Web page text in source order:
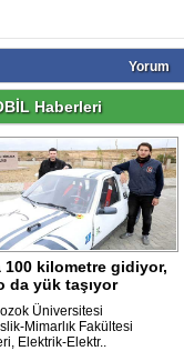
Yorum
Haberleri
100 kilometre gidiyor,
da yük taşıyor
Üniversitesi
Mimarlık Fakültesi
Elektrik-Elektr..